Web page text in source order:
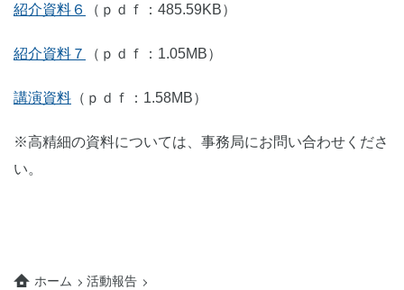
紹介資料６ （ｐｄｆ：485.59KB）
紹介資料７ （ｐｄｆ：1.05MB）
講演資料 （ｐｄｆ：1.58MB）
※高精細の資料については、事務局にお問い合わせくださ
い。
ホーム
活動報告